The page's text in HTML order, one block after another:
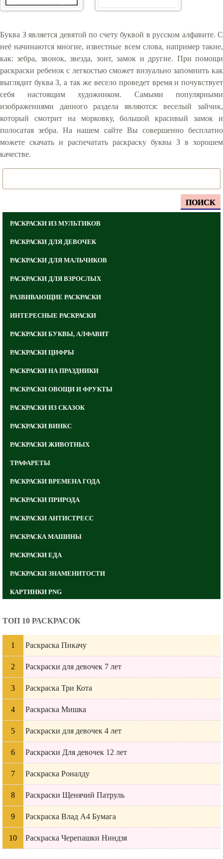
ПОИСК
РАСКРАСКИ ИЗ МУЛЬТИКОВ
РАСКРАСКИ ДЛЯ ДЕВОЧЕК
РАСКРАСКИ ДЛЯ МАЛЬЧИКОВ
РАСКРАСКИ ДЛЯ ВЗРОСЛЫХ
РАЗВИВАЮЩИЕ РАСКРАСКИ
ИНТЕРЕСНЫЕ РАСКРАСКИ
РАСКРАСКИ БУКВЫ, АЛФАВИТ
РАСКРАСКИ ЦИФРЫ
РАСКРАСКИ НА ПРАЗДНИКИ
РАСКРАСКИ ОВОЩИ И ФРУКТЫ
РАСКРАСКИ ИЗ СКАЗОК
РАСКРАСКИ ВИНКС
РАСКРАСКИ ЖИВОТНЫХ
ТРАФАРЕТЫ
РАСКРАСКИ ВРЕМЕНА ГОДА
РАСКРАСКИ ПРИРОДА
РАСКРАСКИ АНТИСТРЕСС
РАСКРАСКА МАШИНЫ
РАСКРАСКИ ЕДА
РАСКРАСКИ ЗНАМЕНИТОСТИ
КАРТИНКИ PNG
ТОП 10 РАСКРАСОК
Раскраска Пикачу
Раскраски для девочек 7 лет
Раскраска Три Кота
Раскраска Мишка
Раскраски для девочек 4 лет
Раскраски Для девочек 12 лет
Раскраска Роналду
Раскраски Щенячий Патруль
Раскраска Влад А4 Бумага
Раскраска Черепашки Ниндзя
Буква З является девятой по счету буквой в русском алфавите. С
неё начинаются многие, известные всем слова, например такие,
как: зебра, звонок, звезда, зонт, замок и другие. При помощи
раскраски ребенок с легкостью сможет визуально запомнить как
выглядит буква З, а так же весело проведет время и почувствует
себя настоящим художником. Самыми популярными
изображениями данного раздела являются: веселый зайчик,
который смотрит на морковку, большой красивый замок и
полосатая зебра. На нашем сайте Вы совершенно бесплатно
можете скачать и распечатать раскраску буквы З в хорошем
качестве.